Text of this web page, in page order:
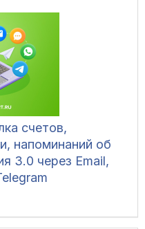
счетов,
напоминаний об
3.0 через Email,